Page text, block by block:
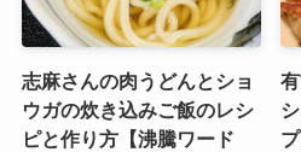
志麻さんの肉うどんとショ
ウガの炊き込みご飯のレシ
ピと作り方【沸騰ワード